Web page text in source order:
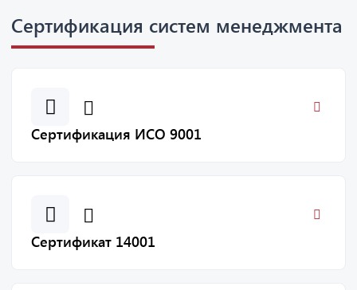
Сертификация систем менеджмента
Сертификация ИСО 9001
Сертификат 14001